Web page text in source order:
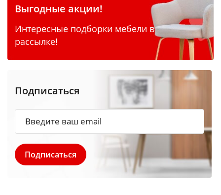
Выгодные акции!
Интересные подборки мебели в
рассылке!
Подписаться